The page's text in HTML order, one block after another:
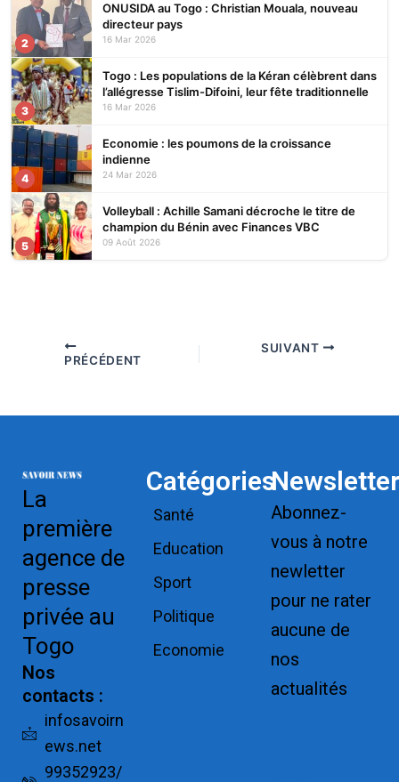
2
ONUSIDA au Togo : Christian Mouala, nouveau
directeur pays
16 Mar 2026
3
Togo : Les populations de la Kéran célèbrent dans
l’allégresse Tislim-Difoini, leur fête traditionnelle
16 Mar 2026
4
Economie : les poumons de la croissance
indienne
24 Mar 2026
5
Volleyball : Achille Samani décroche le titre de
champion du Bénin avec Finances VBC
09 Août 2026
PRÉCÉDENT
SUIVANT
La
première
agence de
presse
privée au
Togo
Nos
contacts :
infosavoirn
ews.net
99352923/
Catégories
Santé
Education
Sport
Politique
Economie
Newsletter
Abonnez-
vous à notre
newletter
pour ne rater
aucune de
nos
actualités